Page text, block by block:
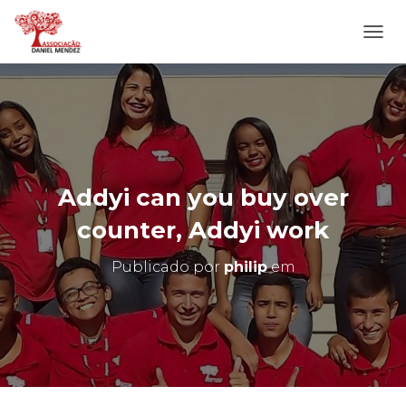
L
T
E
R
N
A
N
A
E
G
O
Addyi can you buy over
counter, Addyi work
Publicado por philipem